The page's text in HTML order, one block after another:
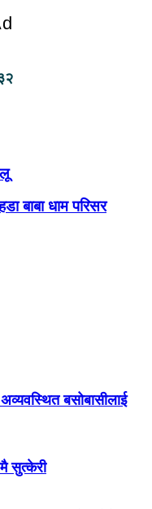
बाबा धाम परिसर
बसोबासीलाई
सुत्केरी